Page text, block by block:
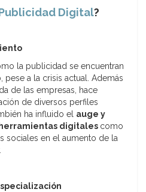
Digital?
la publicidad se encuentran
a la crisis actual. Además
de las empresas, hace
de diversos perfiles
ha influido el auge y
digitales como
sociales en el aumento de la